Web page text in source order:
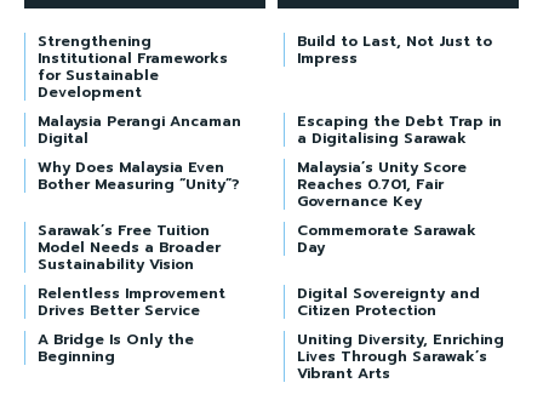
Strengthening
Institutional Frameworks
for Sustainable
Development
Build to Last, Not Just to
Impress
Malaysia Perangi Ancaman
Digital
Escaping the Debt Trap in
a Digitalising Sarawak
Why Does Malaysia Even
Bother Measuring “Unity”?
Malaysia’s Unity Score
Reaches 0.701, Fair
Governance Key
Sarawak’s Free Tuition
Model Needs a Broader
Sustainability Vision
Commemorate Sarawak
Day
Relentless Improvement
Drives Better Service
Digital Sovereignty and
Citizen Protection
A Bridge Is Only the
Beginning
Uniting Diversity, Enriching
Lives Through Sarawak’s
Vibrant Arts